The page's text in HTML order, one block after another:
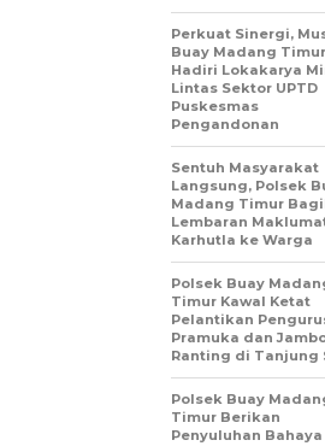
Perkuat Sinergi,
Buay Madang Timur
Hadiri Lokakarya
Lintas Sektor UPTD
Puskesmas
Pengandonan
Sentuh Masyarakat
Langsung, Polsek
Madang Timur
Lembaran
Karhutla ke Warga
Polsek Buay
Timur Kawal Ketat
Pelantikan
Pramuka dan
Ranting di Tanjung
Polsek Buay
Timur Berikan
Penyuluhan Bahaya